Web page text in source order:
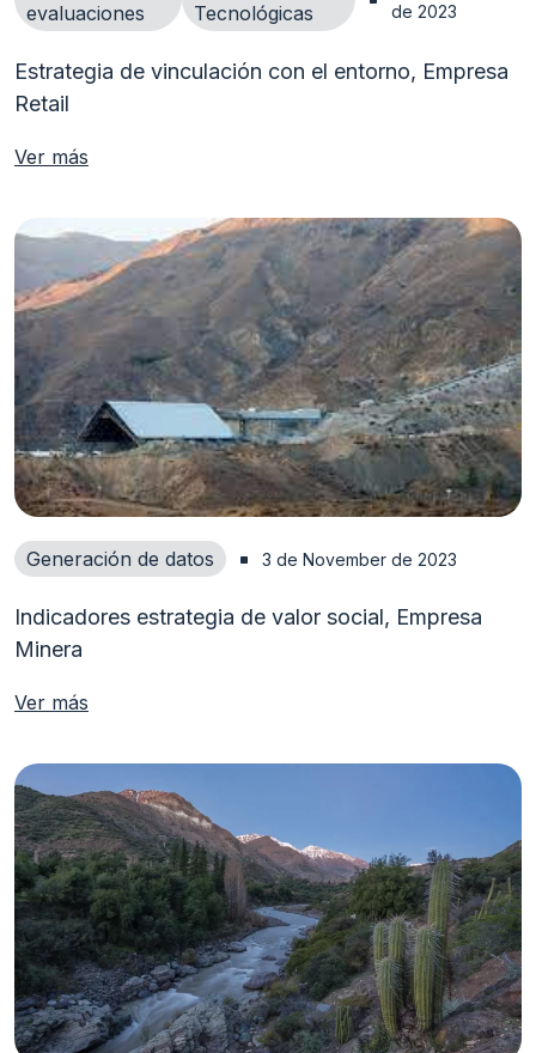
evaluaciones
Tecnológicas
de 2023
Estrategia de vinculación con el entorno, Empresa
Retail
Ver más
Generación de datos 3 de November de 2023
Indicadores estrategia de valor social, Empresa
Minera
Ver más